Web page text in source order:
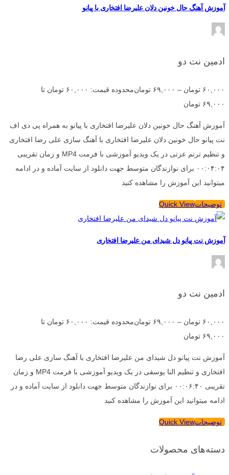
آموزش آهنگ حال خونین دلان علیرضا افتخاری با پیانو
ادمین نت دو
۶۰,۰۰۰ تومان – ۶۹,۰۰۰ تومان
محدوده قیمت: ۶۰,۰۰۰ تومان تا
۶۹,۰۰۰ تومان
آموزش آهنگ حال خونین دلان علیرضا افتخاری با پیانو به همراه پی دی اف
نت پیانو حال خونین دلان علیرضا افتخاری با آهنگ سازی علی رضا افتخاری
و تنظیم ترنم عزتی در یک ویدیو آموزشی با فرمت MP4 و زمان تقریبی
۰۰:۰۴:۰۴ برای نوازندگان متوسط جهت دانلود از سایت آماده و در ادامه
میتوانید این آموزش را مشاهده کنید
توضیحاتQuick View
آموزش نت پیانو دل شیدای من علیرضا افتخاری
ادمین نت دو
۶۰,۰۰۰ تومان – ۶۹,۰۰۰ تومان
محدوده قیمت: ۶۰,۰۰۰ تومان تا
۶۹,۰۰۰ تومان
آموزش نت پیانو دل شیدای من علیرضا افتخاری با آهنگ سازی علی رضا
افتخاری و تنظیم النا یوسفی در یک ویدیو آموزشی با فرمت MP4 و زمان
تقریبی ۰۰:۰۶:۴۰ برای نوازندگان متوسط جهت دانلود از سایت آماده و در
ادامه میتوانید این آموزش را مشاهده کنید
توضیحاتQuick View
دسته‌های محصولات